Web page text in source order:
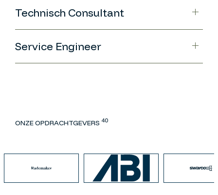
Technisch Consultant
Service Engineer
ONZE OPDRACHTGEVERS 40